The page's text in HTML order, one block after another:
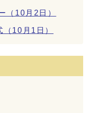
（10月2日）
10月1日）